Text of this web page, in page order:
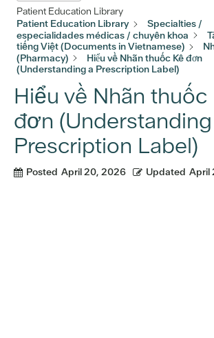
Patient Education Library
Patient Education Library
Specialties /
especialidades médicas / chuyên khoa
tiếng Việt (Documents in Vietnamese)
(Pharmacy)
Hiểu về Nhãn thuốc Kê đơn
(Understanding a Prescription Label)
Hiểu về Nhãn thuốc
đơn
Prescription Label)
Posted April 20, 2026 Updated April